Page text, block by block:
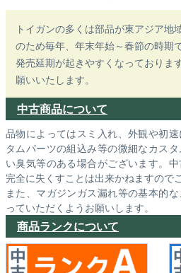
トイガンの多くは部品が東アジア地
のため毎年、年末年始～春節の時期
発売延期が起きやすくなっておりま
願いいたします。
中古商品について
品物によってはスミ入れ、外観や初
タムパーツの組込み等の微細なカス
い臭気等のある場合がございます。
完全に失くすことは出来かねますので
また、マガジンガス漏れ等の基本的
っていただくようお願いします。
商品ランクについて